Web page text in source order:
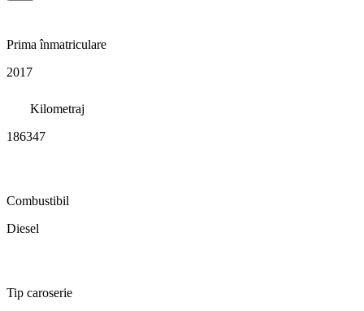
Prima înmatriculare
2017
Kilometraj
186347
Combustibil
Diesel
Tip caroserie